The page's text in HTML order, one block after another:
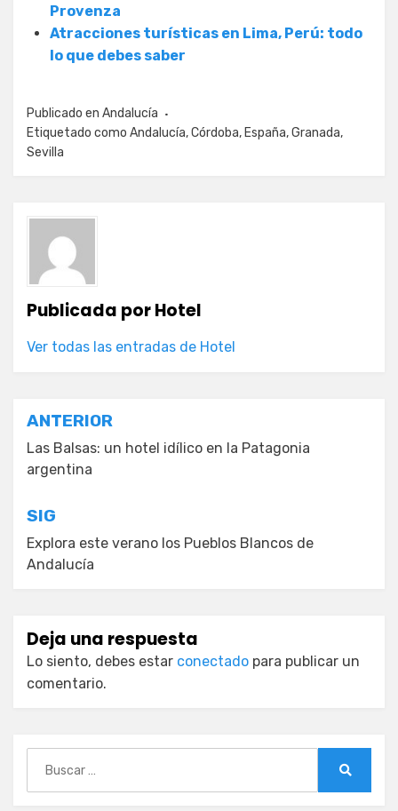
Provenza
Atracciones turísticas en Lima, Perú: todo
lo que debes saber
Publicado en Andalucía
Etiquetado como Andalucía,Córdoba, España,Granada,
Sevilla
Publicada porHotel
Ver todas las entradas de Hotel
Navegación
de
entradas
ANTERIOR
Las Balsas: un hotel idílico en la Patagonia
argentina
SIG
Explora este verano los Pueblos Blancos de
Andalucía
Deja una respuesta
Lo siento, debes estar conectado para publicar un
comentario.